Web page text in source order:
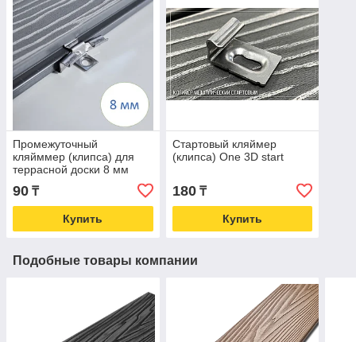
Промежуточный
кляйммер (клипса) для
террасной доски 8 мм
90 ₸
Купить
Стартовый кляймер
(клипса) One 3D start
180₸
Купить
Подобные товары компании